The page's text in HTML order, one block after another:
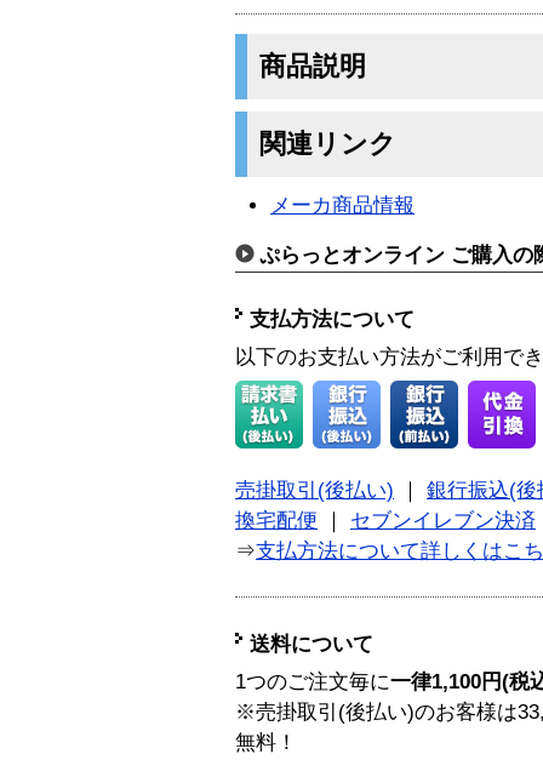
商品説明
関連リンク
メーカ商品情報
ぷらっとオンライン ご購入の
支払方法について
以下のお支払い方法がご利用で
売掛取引(後払い)
銀行振込(後
換宅配便
セブンイレブン決済
⇒支払方法について詳しくはこ
送料について
1つのご注文毎に一律1,100円(税
※売掛取引(後払い)のお客様は
無料！